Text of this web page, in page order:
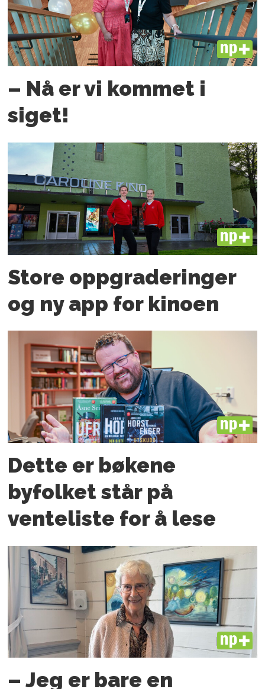
PLUS
– Nå er vi kommet i
siget!
PLUS
Store oppgraderinger
og ny app for kinoen
PLUS
Dette er bøkene
byfolket står på
venteliste for å lese
PLUS
– Jeg er bare en